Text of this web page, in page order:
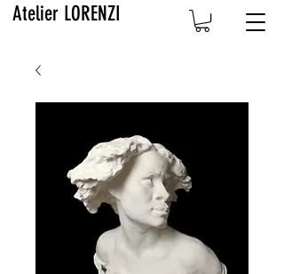
Atelier LORENZI